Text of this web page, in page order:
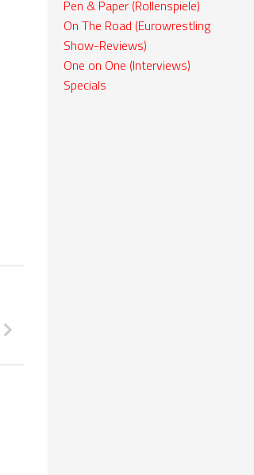
Pen & Paper (Rollenspiele)
On The Road (Eurowrestling
Show-Reviews)
One on One (Interviews)
Specials